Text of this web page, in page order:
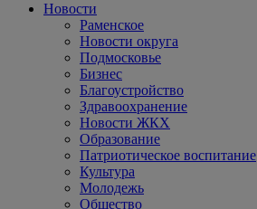
Новости
Раменское
Новости округа
Подмосковье
Бизнес
Благоустройство
Здравоохранение
Новости ЖКХ
Образование
Патриотическое воспитание
Культура
Молодежь
Общество